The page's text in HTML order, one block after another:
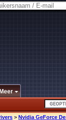
> Nvidia GeForce